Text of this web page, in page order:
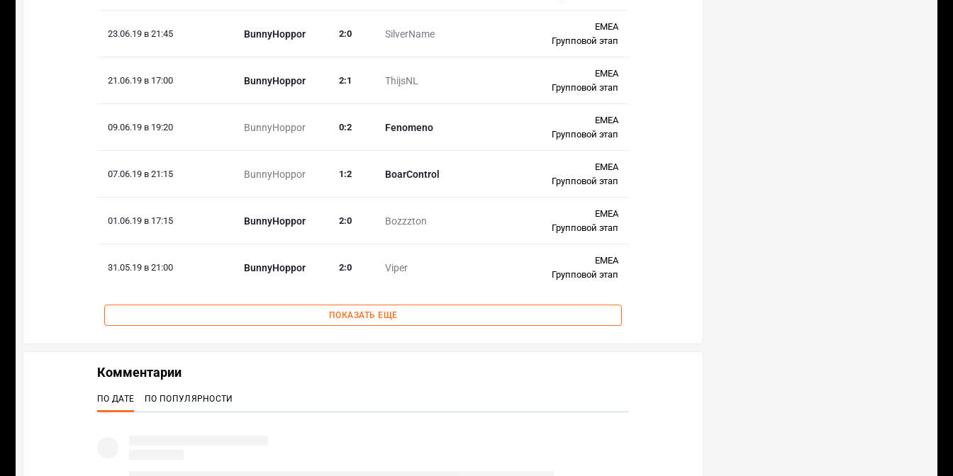
23.06.19 в 21:45 BunnyHoppor SilverName
2:0
EMEA
Групповой этап
21.06.19 в 17:00 BunnyHoppor ThijsNL
2:1
EMEA
Групповой этап
09.06.19 в 19:20 BunnyHoppor Fenomeno
0:2
EMEA
Групповой этап
07.06.19 в 21:15 BunnyHoppor BoarControl
1 :2
EMEA
Групповой этап
01.06.19 в 17:15 BunnyHoppor Bozzzton
2:0
EMEA
Групповой этап
31.05.19 в 21:00 BunnyHoppor Viper
2:0
EMEA
Групповой этап
ПОКАЗАТЬ ЕЩЕ
Комментарии
ПО ДАТЕ ПО ПОПУЛЯРНОСТИ